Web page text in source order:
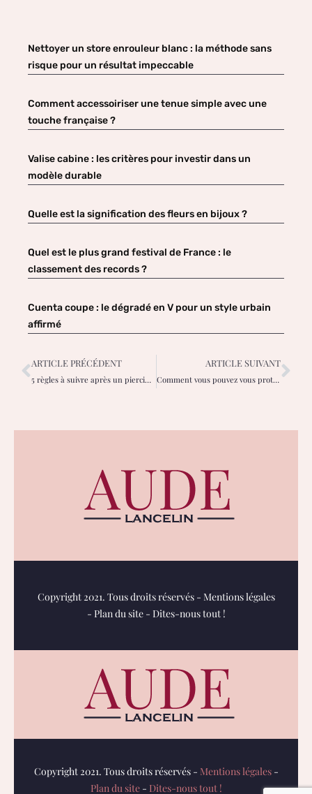
Nettoyer un store enrouleur blanc : la méthode sans
risque pour un résultat impeccable
Comment accessoiriser une tenue simple avec une
touche française ?
Valise cabine : les critères pour investir dans un
modèle durable
Quelle est la signification des fleurs en bijoux ?
Quel est le plus grand festival de France : le
classement des records ?
Cuenta coupe : le dégradé en V pour un style urbain
affirmé
ARTICLE PRÉCÉDENT
5 règles à suivre après un piercing nombril
ARTICLE SUIVANT
Comment vous pouvez vous protéger d’un état d’esprit négatif et devenir plus heureux
Copyright 2021. Tous droits réservés - Mentions légales
- Plan du site- Dites-nous tout !
Copyright 2021. Tous droits réservés - Mentions légales-
Plan du site- Dites-nous tout !